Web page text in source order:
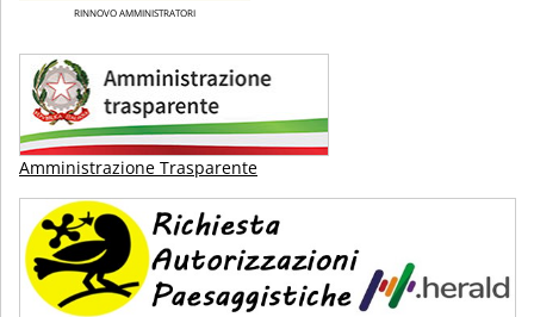
RINNOVO AMMINISTRATORI
Amministrazione Trasparente